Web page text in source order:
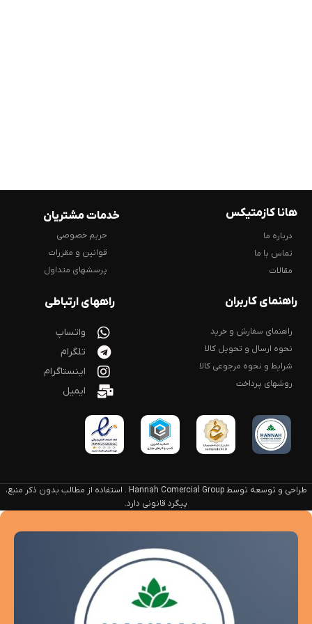
هانا کازمتیکس
درباره ما
تماس با ما
مقالات
خدمات مشتریان
حریم خصوصی
قوانین و مقررات
پرسشهای متداول
راهنمای کاربران
راهنمای سفارش و خرید
نحوه ارسال و تحویل کالا
شرایط و نحوه مرجوعی کالا
روشهای پرداخت
راههای ارتباطی
واتساپ
تلگرام
اینستاگرام
ایمیل
طراحی و توسعه توسط Hannah Comercial Group . استفاده از مطالب بدون ذکر منبع،
پیگرد قانونی دارد.